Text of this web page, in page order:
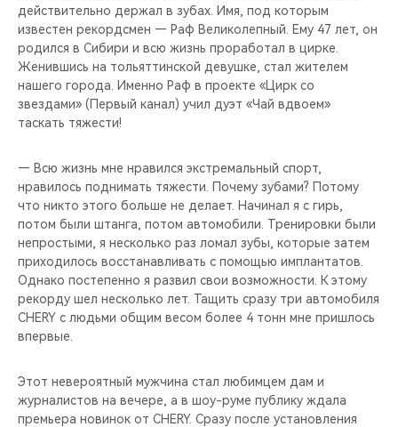
действительно держал в зубах. Имя, под которым
известен рекордсмен — Раф Великолепный. Ему 47 лет, он
родился в Сибири и всю жизнь проработал в цирке.
Женившись на тольяттинской девушке, стал жителем
нашего города. Именно Раф в проекте «Цирк со
звездами» (Первый канал) учил дуэт «Чай вдвоем»
таскать тяжести!
— Всю жизнь мне нравился экстремальный спорт,
нравилось поднимать тяжести. Почему зубами? Потому
что никто этого больше не делает. Начинал я с гирь,
потом были штанга, потом автомобили. Тренировки были
непростыми, я несколько раз ломал зубы, которые затем
приходилось восстанавливать с помощью имплантатов.
Однако постепенно я развил свои возможности. К этому
рекорду шел несколько лет. Тащить сразу три автомобиля
CHERY с людьми общим весом более 4 тонн мне пришлось
впервые.
Этот невероятный мужчина стал любимцем дам и
журналистов на вечере, а в шоу-руме публику ждала
премьера новинок от CHERY. Сразу после установления